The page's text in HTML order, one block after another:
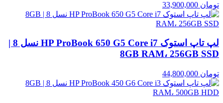
تومان
لپ تاپ استوک HP ProBook 650 G5 Core i7 نسل 8 |
8GB RAM، 256GB SSD
تومان